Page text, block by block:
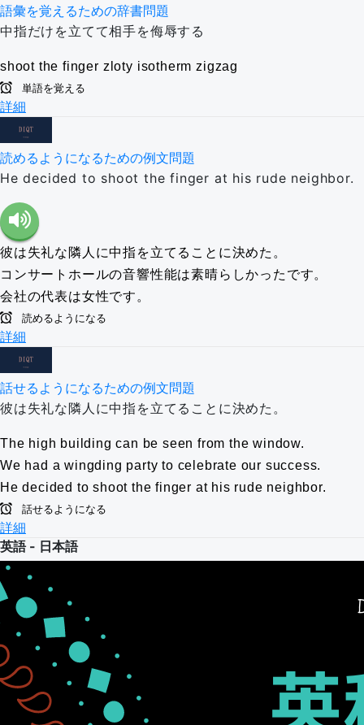
語彙を覚えるための辞書問題
中指だけを立てて相手を侮辱する
shoot the finger zloty isotherm zigzag
単語を覚える
詳細
読めるようになるための例文問題
He decided to shoot the finger at his rude neighbor.
彼は失礼な隣人に中指を立てることに決めた。
コンサートホールの音響性能は素晴らしかったです。
会社の代表は女性です。
読めるようになる
詳細
話せるようになるための例文問題
彼は失礼な隣人に中指を立てることに決めた。
The high building can be seen from the window.
We had a wingding party to celebrate our success.
He decided to shoot the finger at his rude neighbor.
話せるようになる
詳細
英語 - 日本語